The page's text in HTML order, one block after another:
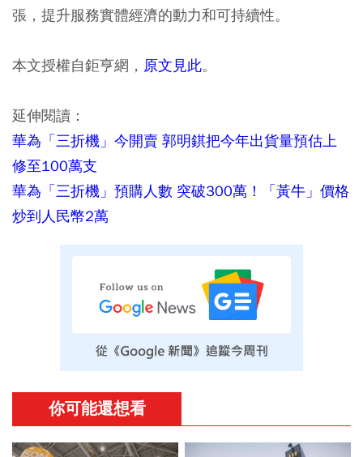
張，提升服務實體經濟的動力和可持續性。
本文授權自鉅亨網， 原文見此。
延伸閱讀：
華為「三折機」今開賣 郭明錤把今年出貨量預估上
修至100萬支
華為「三折機」預購人數 突破300萬！「黃牛」價格
炒到人民幣2萬